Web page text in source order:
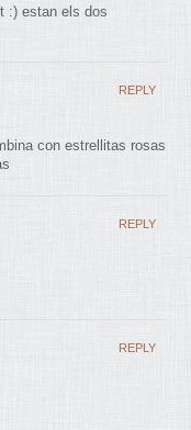
:) estan els dos
con estrellitas rosas
REPLY
REPLY
REPLY